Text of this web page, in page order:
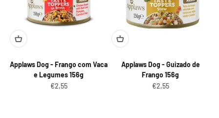
Applaws Dog - Frango com Vaca
e Legumes 156g
Preço promocional
€2,55
Applaws Dog - Guizado de
Frango 156g
Preço promocional
€2,55